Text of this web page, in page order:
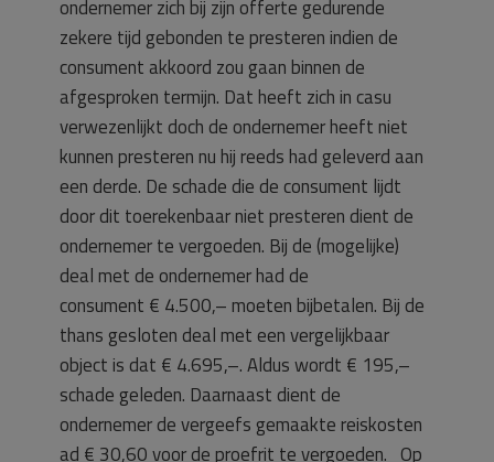
ondernemer zich bij zijn offerte gedurende
zekere tijd gebonden te presteren indien de
consument akkoord zou gaan binnen de
afgesproken termijn. Dat heeft zich in casu
verwezenlijkt doch de ondernemer heeft niet
kunnen presteren nu hij reeds had geleverd aan
een derde. De schade die de consument lijdt
door dit toerekenbaar niet presteren dient de
ondernemer te vergoeden. Bij de (mogelijke)
deal met de ondernemer had de
consument € 4.500,– moeten bijbetalen. Bij de
thans gesloten deal met een vergelijkbaar
object is dat € 4.695,–. Aldus wordt € 195,–
schade geleden. Daarnaast dient de
ondernemer de vergeefs gemaakte reiskosten
ad € 30,60 voor de proefrit te vergoeden. Op